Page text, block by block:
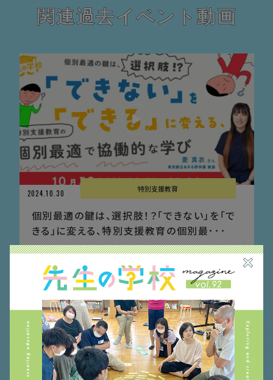
関連過去イベント動画
2024.10.30
特別支援教育
個別最適の鍵は、選択肢！？「できない」を「で
きる」に変える、特別支援教育の個別最･･･
東京都立あきる野学園 教諭／Apple Distinguished Educator 2023 菱
真衣さん
ICT 公立 特別支援学校 関東甲信越地方